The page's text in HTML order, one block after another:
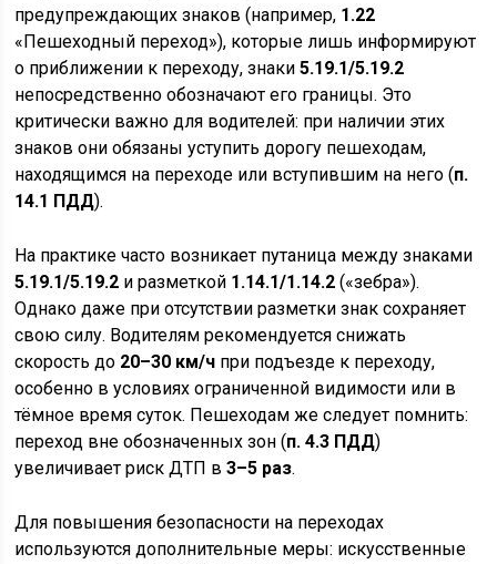
предупреждающих знаков (например, 1.22
«Пешеходный переход»), которые лишь информируют
о приближении к переходу, знаки5.19.1/5.19.2
непосредственно обозначают его границы. Это
критически важно для водителей: при наличии этих
знаков они обязаны уступить дорогу пешеходам,
находящимся на переходе или вступившим на него (п.
14.1 ПДД).
На практике часто возникает путаница между знаками
5.19.1/5.19.2 и разметкой 1.14.1/1.14.2 («зебра»).
Однако даже при отсутствии разметки знак сохраняет
свою силу. Водителям рекомендуется снижать
скорость до 20–30 км/ч при подъезде к переходу,
особенно в условиях ограниченной видимости или в
тёмное время суток. Пешеходам же следует помнить:
переход вне обозначенных зон (п. 4.3 ПДД)
увеличивает риск ДТП в3–5 раз.
Для повышения безопасности на переходах
используются дополнительные меры: искусственные